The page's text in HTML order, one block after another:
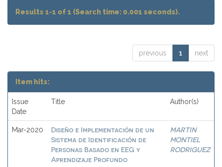
Results 1-1 of 1 (Search time: 0.001 seconds).
previous 1 next
Item hits:
Issue
Date
Title Author(s)
Mar-2020
Diseño e Implementación de un
Sistema de Identificación de
Personas Basado en EEG y
Aprendizaje Profundo
MARTIN
MONTIEL
RODRIGUEZ